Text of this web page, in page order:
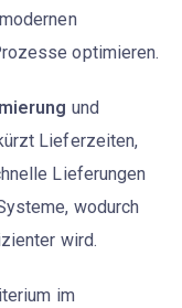
optimieren.
und
Lieferzeiten,
Lieferungen
wodurch
wird.
im